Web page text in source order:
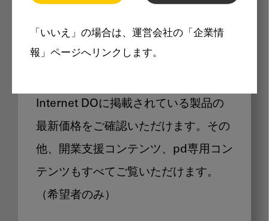
「いいえ」の場合は、運営会社の「企業情
報」ページへリンクします。
製品価格も閲覧可能
Internet DOに掲載されている製品の
最新価格をご確認いただけます。その
他、開業支援コンテンツ、pd専用コン
テンツもすべてご覧いただけます。
（希望者のみ）